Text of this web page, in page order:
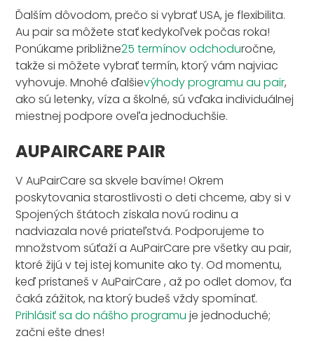
Ďalším dôvodom, prečo si vybrať USA, je flexibilita.
Au pair sa môžete stať kedykoľvek počas roka!
Ponúkame približne25 termínov odchoduročne,
takže si môžete vybrať termín, ktorý vám najviac
vyhovuje. Mnohé ďalšievýhody programu au pair,
ako sú letenky, víza a školné, sú vďaka individuálnej
miestnej podpore oveľa jednoduchšie.
AUPAIRCARE PAIR
V AuPairCare sa skvele bavíme! Okrem
poskytovania starostlivosti o deti chceme, aby si v
Spojených štátoch získala novú rodinu a
nadviazala nové priateľstvá. Podporujeme to
množstvom súťaží a AuPairCare pre všetky au pair,
ktoré žijú v tej istej komunite ako ty. Od momentu,
keď pristaneš v AuPairCare , až po odlet domov, ťa
čaká zážitok, na ktorý budeš vždy spomínať.
Prihlásiť sa do nášho programu je jednoduché;
začni ešte dnes!